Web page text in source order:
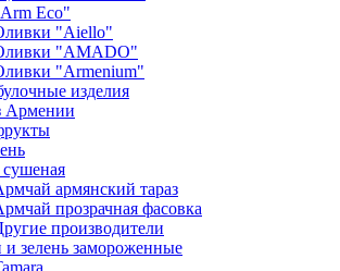
Eco"
"Aiello"
"AMADO"
"Armenium"
изделия
Армении
сушеная
армянский тараз
прозрачная фасовка
производители
зелень замороженные